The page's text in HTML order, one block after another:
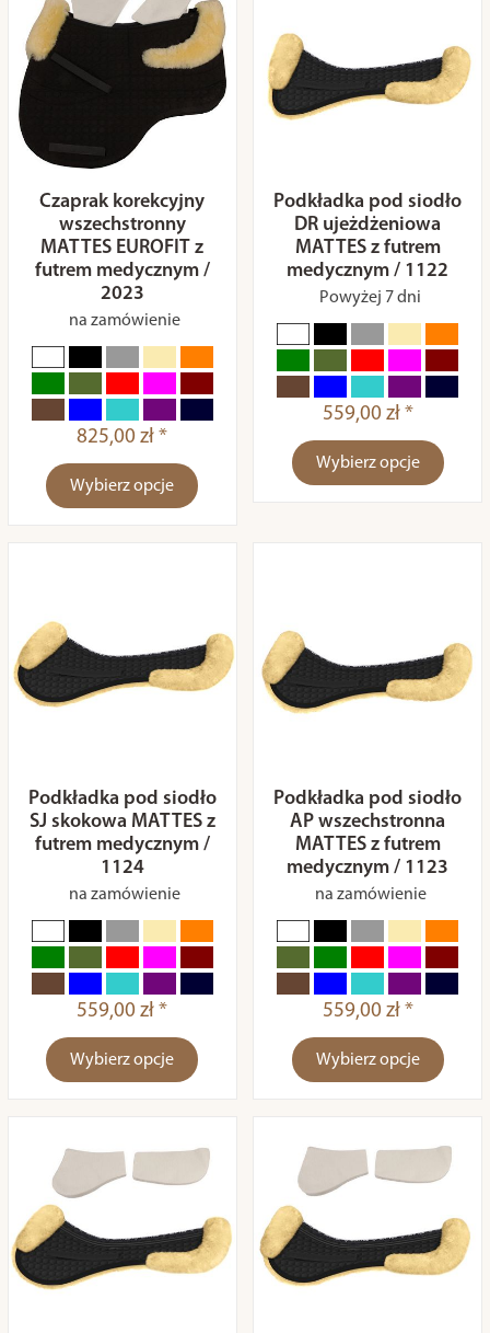
Czaprak korekcyjny
wszechstronny
MATTES EUROFIT z
futrem medycznym /
2023
na zamówienie
825,00 zł *
Wybierz opcje
Podkładka pod siodło
DR ujeżdżeniowa
MATTES z futrem
medycznym / 1122
Powyżej 7 dni
559,00 zł *
Wybierz opcje
Podkładka pod siodło
SJ skokowa MATTES z
futrem medycznym /
1124
na zamówienie
559,00 zł *
Wybierz opcje
Podkładka pod siodło
AP wszechstronna
MATTES z futrem
medycznym / 1123
na zamówienie
559,00 zł *
Wybierz opcje